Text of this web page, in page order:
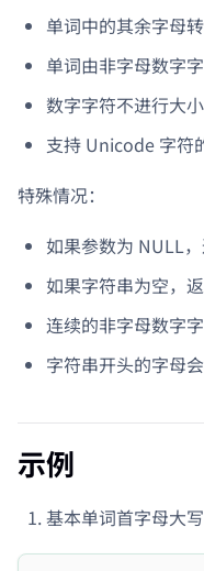
单词中的其余字母
单词由非字母数字
数字字符不进行大
支持 Unicode 字符
特殊情况：
如果参数为 NULL
如果字符串为空，
连续的非字母数字
字符串开头的字母
示例
基本单词首字母大写